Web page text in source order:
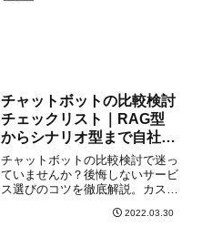
チャットボットの比較検討
チェックリスト｜RAG型
からシナリオ型まで自社に
最適な製品を選択する方法
チャットボットの比較検討で迷っ
ていませんか？後悔しないサービ
ス選びのコツを徹底解説。カスタ
ク、マーケティングなど目的別
2022.03.30